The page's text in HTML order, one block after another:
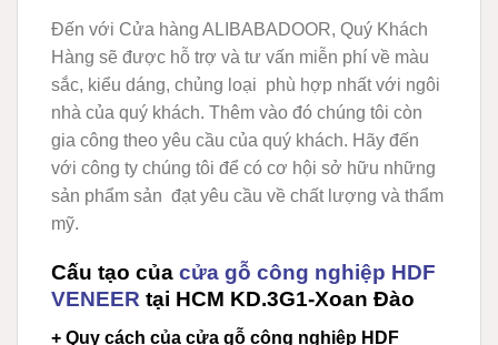
Đến với Cửa hàng ALIBABADOOR, Quý Khách
Hàng sẽ được hỗ trợ và tư vấn miễn phí về màu
sắc, kiểu dáng, chủng loại phù hợp nhất với ngôi
nhà của quý khách. Thêm vào đó chúng tôi còn
gia công theo yêu cầu của quý khách. Hãy đến
với công ty chúng tôi để có cơ hội sở hữu những
sản phẩm sản đạt yêu cầu về chất lượng và thẩm
mỹ.
Cấu tạo của cửa gỗ công nghiệp HDF
VENEER tại HCM KD.3G1-Xoan Đào
+ Quy cách của cửa gỗ công nghiệp HDF